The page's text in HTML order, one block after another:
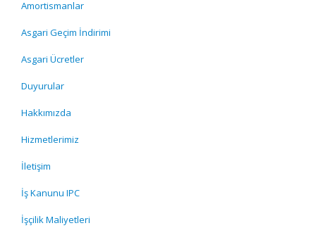
Amortismanlar
Asgari Geçim İndirimi
Asgari Ücretler
Duyurular
Hakkımızda
Hizmetlerimiz
İletişim
İş Kanunu IPC
İşçilik Maliyetleri